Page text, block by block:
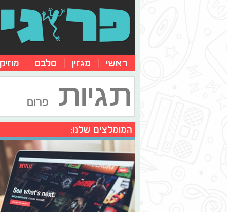
ראשי מגזין סלבס
תגיות פרום
המומלצים שלנו: